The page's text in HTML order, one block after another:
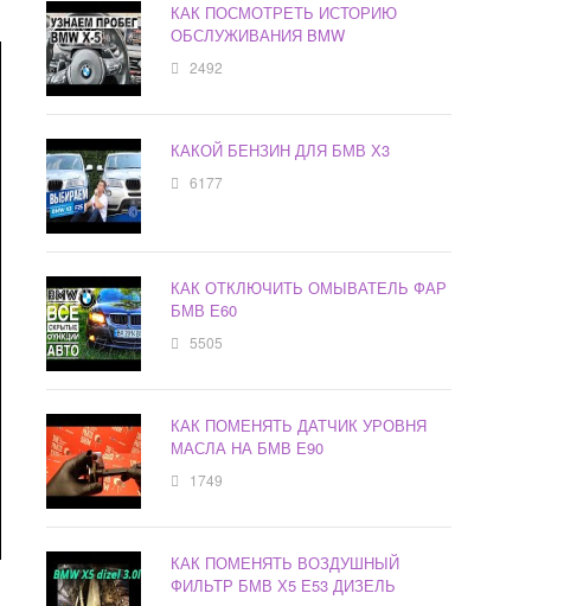
КАК ПОСМОТРЕТЬ ИСТОРИЮ
ОБСЛУЖИВАНИЯ BMW
2492
КАКОЙ БЕНЗИН ДЛЯ БМВ Х3
6177
КАК ОТКЛЮЧИТЬ ОМЫВАТЕЛЬ ФАР
БМВ Е60
5505
КАК ПОМЕНЯТЬ ДАТЧИК УРОВНЯ
МАСЛА НА БМВ Е90
1749
КАК ПОМЕНЯТЬ ВОЗДУШНЫЙ
ФИЛЬТР БМВ Х5 Е53 ДИЗЕЛЬ